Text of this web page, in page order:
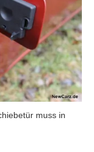
muss in